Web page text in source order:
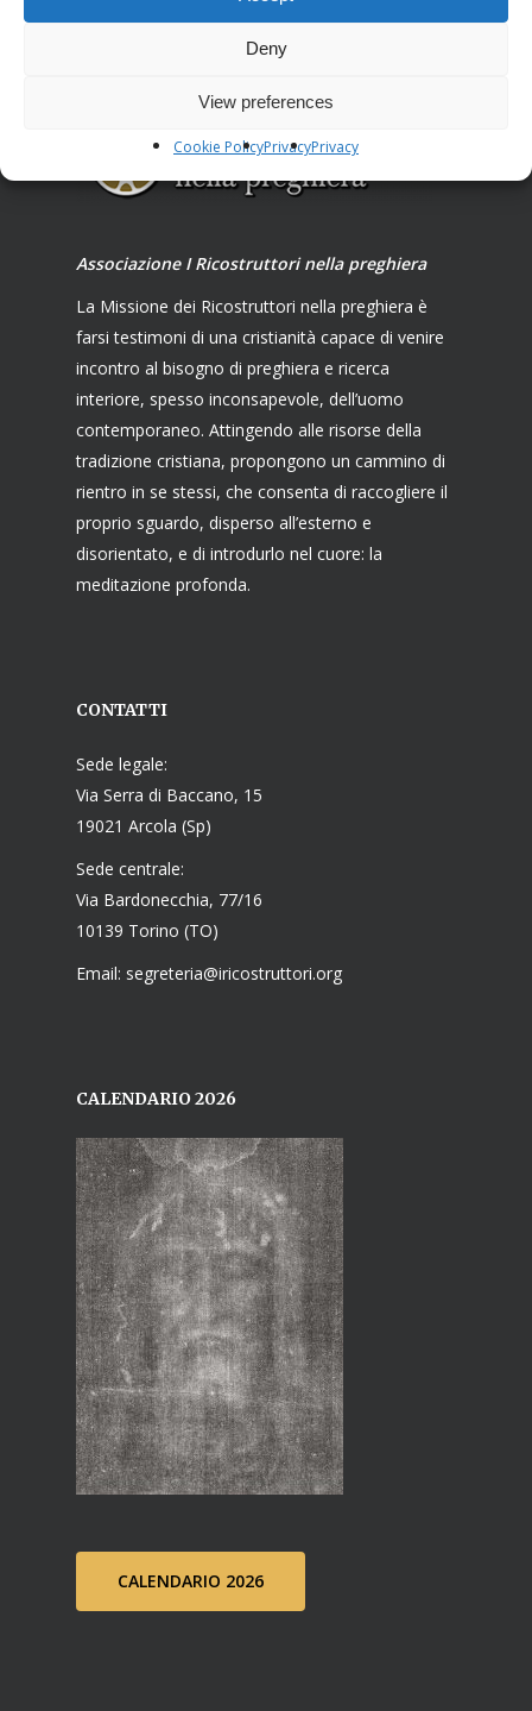
Deny
View preferences
Cookie PolicyPrivacyPrivacy
Associazione I Ricostruttori nella preghiera
La Missione dei Ricostruttori nella preghiera è
farsi testimoni di una cristianità capace di venire
incontro al bisogno di preghiera e ricerca
interiore, spesso inconsapevole, dell’uomo
contemporaneo. Attingendo alle risorse della
tradizione cristiana, propongono un cammino di
rientro in se stessi, che consenta di raccogliere il
proprio sguardo, disperso all’esterno e
disorientato, e di introdurlo nel cuore: la
meditazione profonda.
CONTATTI
Sede legale:
Via Serra di Baccano, 15
19021 Arcola (Sp)
Sede centrale:
Via Bardonecchia, 77/16
10139 Torino (TO)
Email: segreteria@iricostruttori.org
CALENDARIO 2026
CALENDARIO 2026